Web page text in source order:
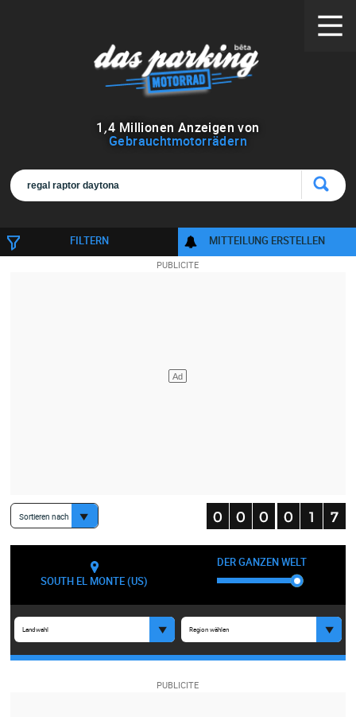
1 ,4 Millionen Anzeigen von
Gebrauchtmotorrädern
FILTERN MITTEILUNG ERSTELLEN
Sortieren nach
SOUTH EL MONTE (US)
DER GANZEN WELT
Landwahl Region wählen